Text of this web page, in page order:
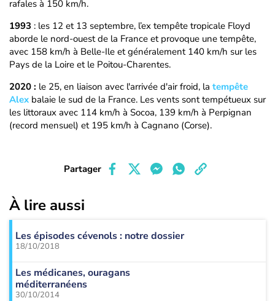
rafales à 150 km/h.
1993 : les 12 et 13 septembre, l’ex tempête tropicale Floyd
aborde le nord-ouest de la France et provoque une tempête,
avec 158 km/h à Belle-Ile et généralement 140 km/h sur les
Pays de la Loire et le Poitou-Charentes.
2020 : le 25, en liaison avec l'arrivée d'air froid, la tempête
Alex balaie le sud de la France. Les vents sont tempétueux sur
les littoraux avec 114 km/h à Socoa, 139 km/h à Perpignan
(record mensuel) et 195 km/h à Cagnano (Corse).
Partager
À lire aussi
Les épisodes cévenols : notre dossier
18/10/2018
Les médicanes, ouragans
méditerranéens
30/10/2014